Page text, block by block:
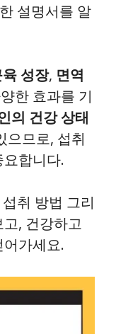
설명서를 알
성장, 면역
한 효과를 기
의 건강 상태
으므로, 섭취
합니다.
취 방법 그리
, 건강하고
가세요.